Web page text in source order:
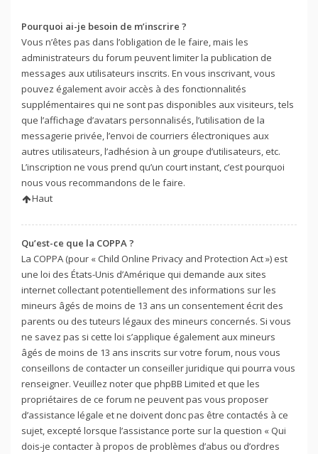
Pourquoi ai-je besoin de m’inscrire ?
Vous n’êtes pas dans l’obligation de le faire, mais les
administrateurs du forum peuvent limiter la publication de
messages aux utilisateurs inscrits. En vous inscrivant, vous
pouvez également avoir accès à des fonctionnalités
supplémentaires qui ne sont pas disponibles aux visiteurs, tels
que l’affichage d’avatars personnalisés, l’utilisation de la
messagerie privée, l’envoi de courriers électroniques aux
autres utilisateurs, l’adhésion à un groupe d’utilisateurs, etc.
L’inscription ne vous prend qu’un court instant, c’est pourquoi
nous vous recommandons de le faire.
Haut
Qu’est-ce que la COPPA ?
La COPPA (pour « Child Online Privacy and Protection Act ») est
une loi des États-Unis d’Amérique qui demande aux sites
internet collectant potentiellement des informations sur les
mineurs âgés de moins de 13 ans un consentement écrit des
parents ou des tuteurs légaux des mineurs concernés. Si vous
ne savez pas si cette loi s’applique également aux mineurs
âgés de moins de 13 ans inscrits sur votre forum, nous vous
conseillons de contacter un conseiller juridique qui pourra vous
renseigner. Veuillez noter que phpBB Limited et que les
propriétaires de ce forum ne peuvent pas vous proposer
d’assistance légale et ne doivent donc pas être contactés à ce
sujet, excepté lorsque l’assistance porte sur la question « Qui
dois-je contacter à propos de problèmes d’abus ou d’ordres